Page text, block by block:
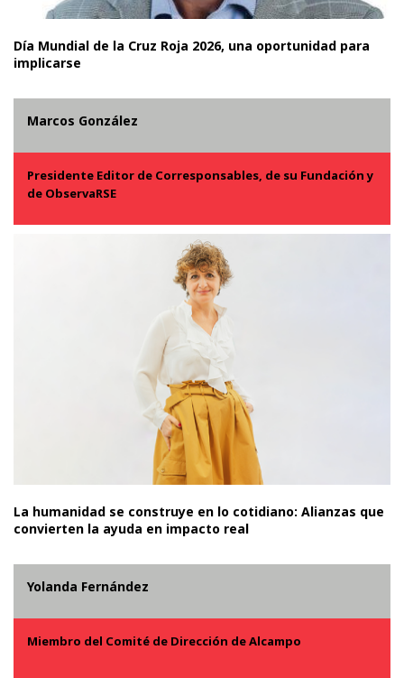
Día Mundial de la Cruz Roja 2026, una oportunidad para
implicarse
Marcos González
Presidente Editor de Corresponsables, de su Fundación y
de ObservaRSE
La humanidad se construye en lo cotidiano: Alianzas que
convierten la ayuda en impacto real
Yolanda Fernández
Miembro del Comité de Dirección de Alcampo